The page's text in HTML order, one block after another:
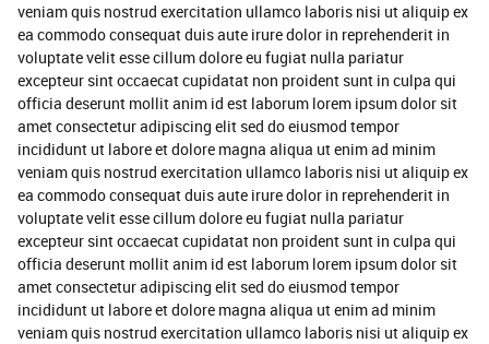
veniam quis nostrud exercitation ullamco laboris nisi ut aliquip ex
ea commodo consequat duis aute irure dolor in reprehenderit in
voluptate velit esse cillum dolore eu fugiat nulla pariatur
excepteur sint occaecat cupidatat non proident sunt in culpa qui
officia deserunt mollit anim id est laborum lorem ipsum dolor sit
amet consectetur adipiscing elit sed do eiusmod tempor
incididunt ut labore et dolore magna aliqua ut enim ad minim
veniam quis nostrud exercitation ullamco laboris nisi ut aliquip ex
ea commodo consequat duis aute irure dolor in reprehenderit in
voluptate velit esse cillum dolore eu fugiat nulla pariatur
excepteur sint occaecat cupidatat non proident sunt in culpa qui
officia deserunt mollit anim id est laborum lorem ipsum dolor sit
amet consectetur adipiscing elit sed do eiusmod tempor
incididunt ut labore et dolore magna aliqua ut enim ad minim
veniam quis nostrud exercitation ullamco laboris nisi ut aliquip ex